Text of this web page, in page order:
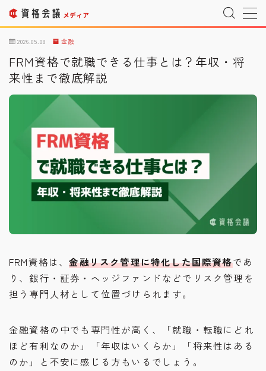
MENU
運営者情報 Company Profile
プライバシーポリシー
利用規約 T&C
宇宙情報サイト SPACE CONNECT
Space Job
2026.05.08 金融
FRM資格で就職できる仕事とは？年収・将
来性まで徹底解説
FRM資格は、金融リスク管理に特化した国際資格であ
り、銀行・証券・ヘッジファンドなどでリスク管理を
担う専門人材として位置づけられます。
金融資格の中でも専門性が高く、「就職・転職にどれ
ほど有利なのか」「年収はいくらか」「将来性はある
のか」と不安に感じる方もいるでしょう。